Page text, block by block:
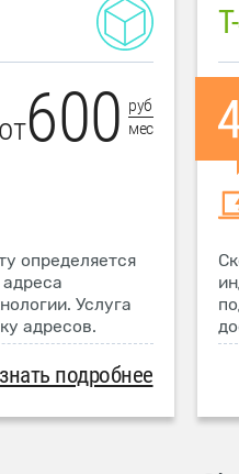
от600 руб
мес
определяется
Услуга
адресов.
подробнее